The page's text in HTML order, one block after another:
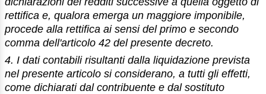
rettifica e, qualora emerga un maggiore imponibile,
procede alla rettifica ai sensi del primo e secondo
comma dell'articolo 42 del presente decreto.
4. I dati contabili risultanti dalla liquidazione prevista
nel presente articolo si considerano, a tutti gli effetti,
come dichiarati dal contribuente e dal sostituto